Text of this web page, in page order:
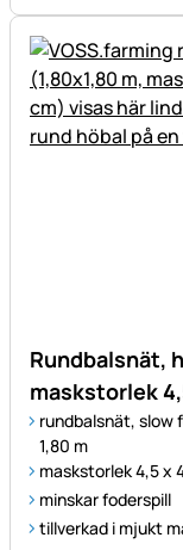
Rundbalsnät,
maskstorlek
rundbalsnät, slow
1,80 m
maskstorlek 4,5 x
minskar foderspill
tillverkad i mjukt